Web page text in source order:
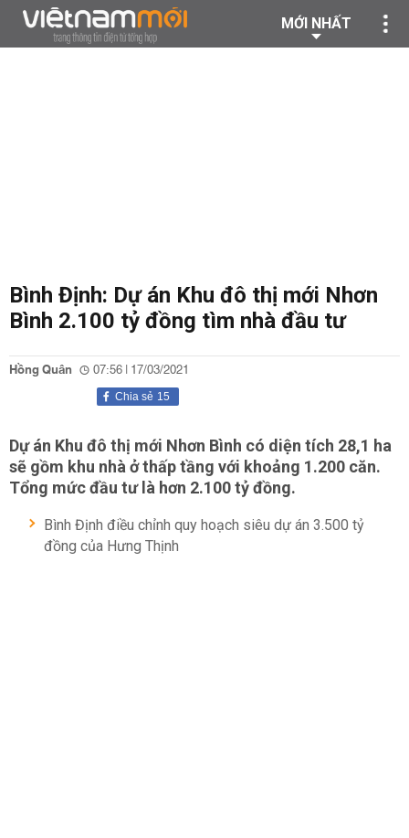
MỚI NHẤT
Bình Định: Dự án Khu đô thị mới Nhơn
Bình 2.100 tỷ đồng tìm nhà đầu tư
Hồng Quân 07:56 | 17/03/2021
15
Chia sẻ
Dự án Khu đô thị mới Nhơn Bình có diện tích 28,1 ha
sẽ gồm khu nhà ở thấp tầng với khoảng 1.200 căn.
Tổng mức đầu tư là hơn 2.100 tỷ đồng.
Bình Định điều chỉnh quy hoạch siêu dự án 3.500 tỷ
đồng của Hưng Thịnh